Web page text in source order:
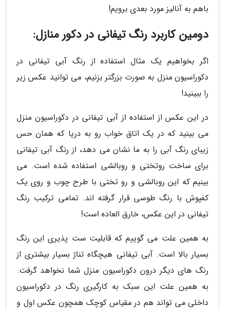
باهم به آنالیز مورد بعدی برویم!
دومین کاربرد رنگ تیفانی در دکور منازل:
اگر بخواهیم یک مثال استفاده از رنگ آبی تیفانی در
دکوراسیون منزل به صورت بزرگتر بزنیم، می توانید عکس زیر
را ببینید!
در این عکس از استفاده از آبی تیفانی در دکوراسیون منزل
می بینید که در یک اتاق خواب رو به دریا که همان حس
زیبای رنگ آبی را به ما نشان می دهد، از رنگ آبی تیفانی
برای ساخت روتختی و روبالشی استفاده شده است. می
بینیم که این روبالشی و رو تختی با طرح چوب و روی یک
کفپوش با رنگ طوسی قرار گرفته اند. تمامی ترکیب رنگ
تیفانی در این عکس، خارق العاده است!
به همین علت می گوییم که قابلیت ست پذیری این رنگ
بسیار بالا است. آبی تیفانی هیچگاه تناژ بسیار بیشتری از
رنگ های دیگر درون دکوراسیون منزل شما نخواهد گرفت.
به همین علت این سبک به کارگیری رنگ در دکوراسیون
داخلی می تواند هم در مقیاس کوچک همچون عکس اول و